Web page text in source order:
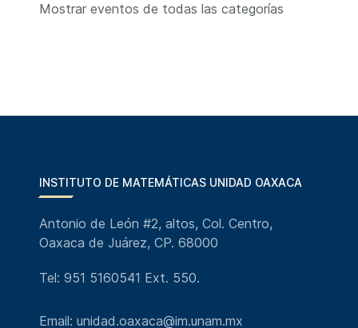
Mostrar eventos de todas las categorías
INSTITUTO DE MATEMÁTICAS UNIDAD OAXACA
Antonio de León #2, altos, Col. Centro,
Oaxaca de Juárez, CP. 68000
Tel: 951 5160541 Ext. 550.
Email: unidad.oaxaca@im.unam.mx